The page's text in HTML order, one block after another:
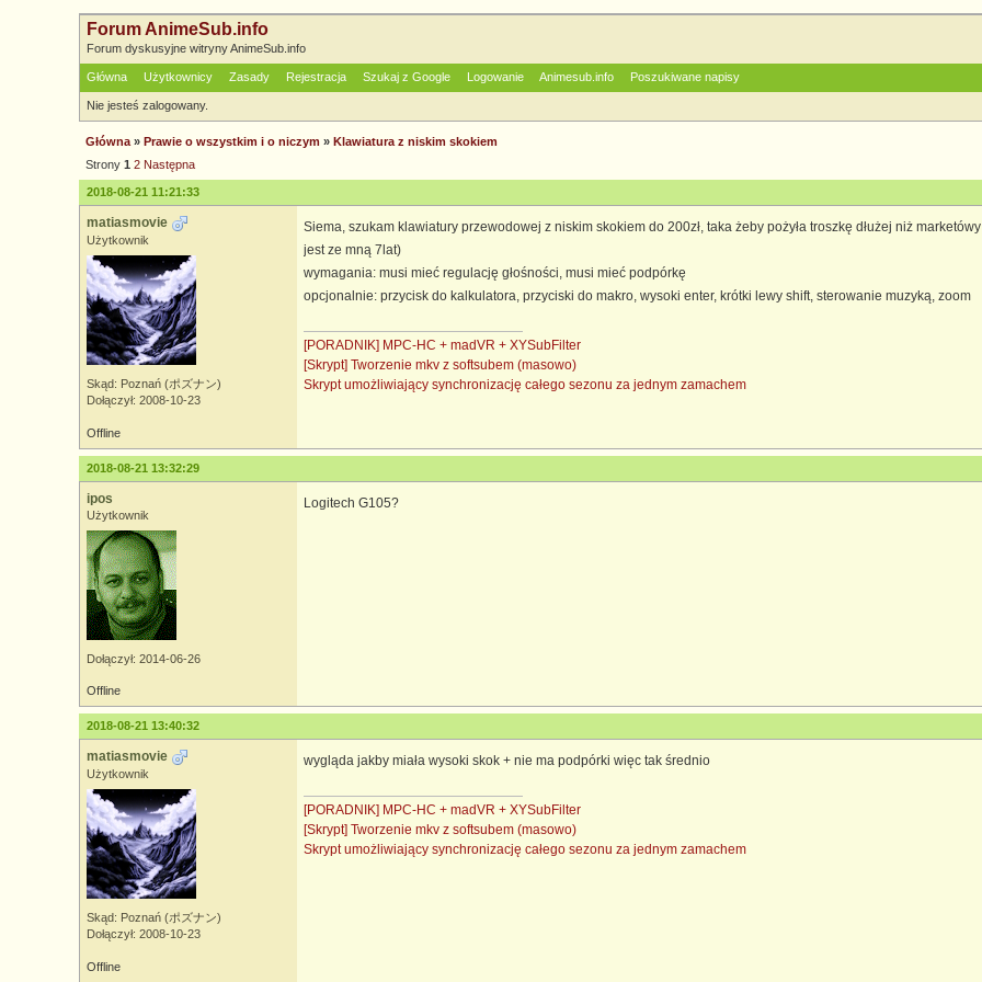
Forum AnimeSub.info
Forum dyskusyjne witryny AnimeSub.info
Główna Użytkownicy Zasady Rejestracja Szukaj z Google Logowanie Animesub.info Poszukiwane napisy
Nie jesteś zalogowany.
Główna » Prawie o wszystkim i o niczym » Klawiatura z niskim skokiem
Strony 1 2 Następna
2018-08-21 11:21:33
matiasmovie
Użytkownik
Skąd: Poznań (ポズナン)
Dołączył: 2008-10-23
Siema, szukam klawiatury przewodowej z niskim skokiem do 200zł, taka żeby pożyła troszkę dłużej niż
jest ze mną 7lat)
wymagania: musi mieć regulację głośności, musi mieć podpórkę
opcjonalnie: przycisk do kalkulatora, przyciski do makro, wysoki enter, krótki lewy shift, sterowanie muzyką, zoom
[PORADNIK] MPC-HC + madVR + XYSubFilter
[Skrypt] Tworzenie mkv z softsubem (masowo)
Skrypt umożliwiający synchronizację całego sezonu za jednym zamachem
Offline
2018-08-21 13:32:29
ipos
Użytkownik
Dołączył: 2014-06-26
Logitech G105?
Offline
2018-08-21 13:40:32
matiasmovie
Użytkownik
Skąd: Poznań (ポズナン)
Dołączył: 2008-10-23
wygląda jakby miała wysoki skok + nie ma podpórki więc tak średnio
[PORADNIK] MPC-HC + madVR + XYSubFilter
[Skrypt] Tworzenie mkv z softsubem (masowo)
Skrypt umożliwiający synchronizację całego sezonu za jednym zamachem
Offline